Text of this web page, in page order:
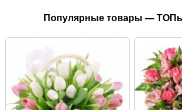
Популярные товары —